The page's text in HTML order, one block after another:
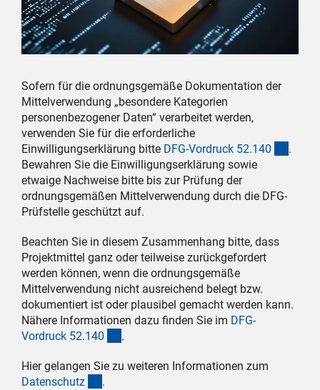
Sofern für die ordnungsgemäße Dokumentation der
Mittelverwendung „besondere Kategorien
personenbezogener Daten“ verarbeitet werden,
verwenden Sie für die erforderliche
Einwilligungserklärung bitte DFG-Vordruck 52.140
.
Bewahren Sie die Einwilligungserklärung sowie
etwaige Nachweise bitte bis zur Prüfung der
ordnungsgemäßen Mittelverwendung durch die DFG-
Prüfstelle geschützt auf.
Beachten Sie in diesem Zusammenhang bitte, dass
Projektmittel ganz oder teilweise zurückgefordert
werden können, wenn die ordnungsgemäße
Mittelverwendung nicht ausreichend belegt bzw.
dokumentiert ist oder plausibel gemacht werden kann.
Nähere Informationen dazu finden Sie im DFG-
Vordruck 52.140 (interner Link)
.
Hier gelangen Sie zu weiteren Informationen zum
Datenschutz (interner Link)
.